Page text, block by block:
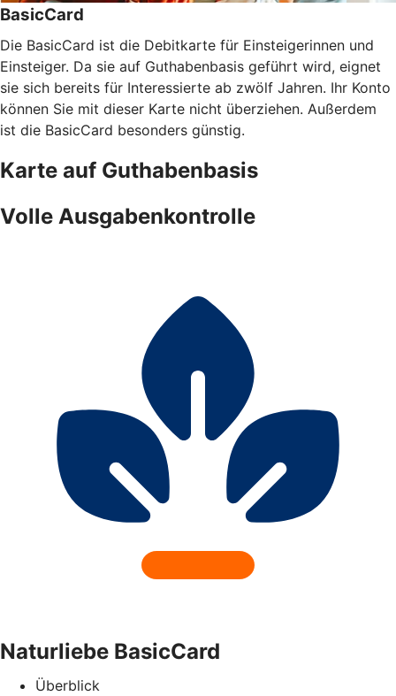
BasicCard
Die BasicCard ist die Debitkarte für Einsteigerinnen und
Einsteiger. Da sie auf Guthabenbasis geführt wird, eignet
sie sich bereits für Interessierte ab zwölf Jahren. Ihr Konto
können Sie mit dieser Karte nicht überziehen. Außerdem
ist die BasicCard besonders günstig.
Karte auf Guthabenbasis
Volle Ausgabenkontrolle
Naturliebe BasicCard
Überblick